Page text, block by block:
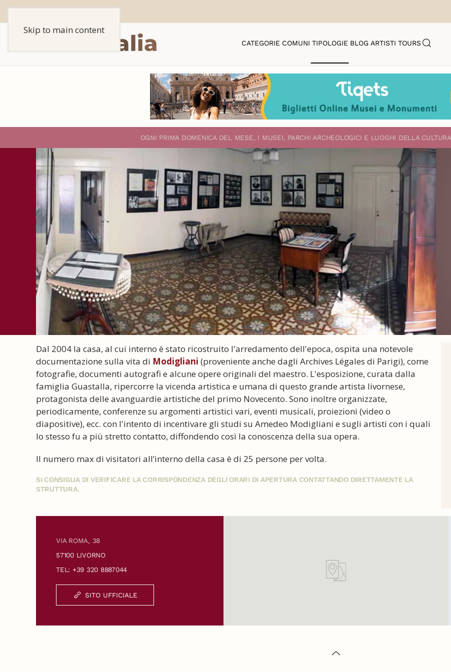
Skip to main content
CATEGORIE COMUNI TIPOLOGIE BLOG ARTISTI TOURS
OGNI PRIMA DOMENICA DEL MESE, I MUSEI, PARCHI ARCHEOLOGICI E LUOGHI DELLA
Dal 2004 la casa, al cui interno è stato ricostruito l'arredamento dell'epoca, ospita una notevole
documentazione sulla vita di Modigliani (proveniente anche dagli Archives Légales di Parigi), come
fotografie, documenti autografi e alcune opere originali del maestro. L'esposizione, curata dalla
famiglia Guastalla, ripercorre la vicenda artistica e umana di questo grande artista livornese,
protagonista delle avanguardie artistiche del primo Novecento. Sono inoltre organizzate,
periodicamente, conferenze su argomenti artistici vari, eventi musicali, proiezioni (video o
diapositive), ecc. con l'intento di incentivare gli studi su Amedeo Modigliani e sugli artisti con i quali
lo stesso fu a più stretto contatto, diffondendo così la conoscenza della sua opera.
Il numero max di visitatori all’interno della casa è di 25 persone per volta.
SI CONSIGLIA DI VERIFICARE LA CORRISPONDENZA DEGLI ORARI DI APERTURA CONTATTANDO DIRETTAMENTE LA
STRUTTURA.
VIA ROMA, 38
57100 LIVORNO
TEL: +39 320 8887044
SITO UFFICIALE